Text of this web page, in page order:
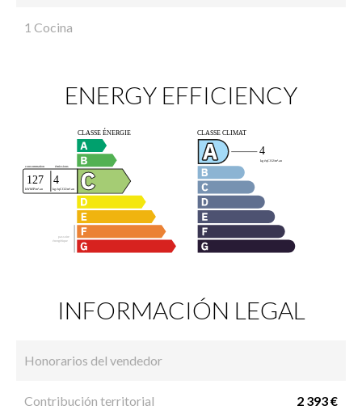
1 Cocina
ENERGY EFFICIENCY
INFORMACIÓN LEGAL
Honorarios del vendedor
Contribución territorial 2 393 €